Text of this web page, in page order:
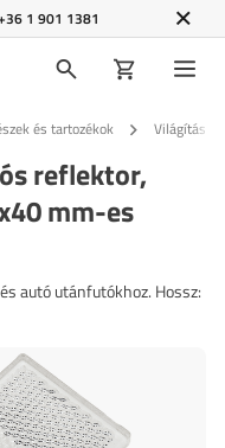
1 901 1381
és tartozékok Világítás
reflektor,
mm-es
autó utánfutókhoz. Hossz: